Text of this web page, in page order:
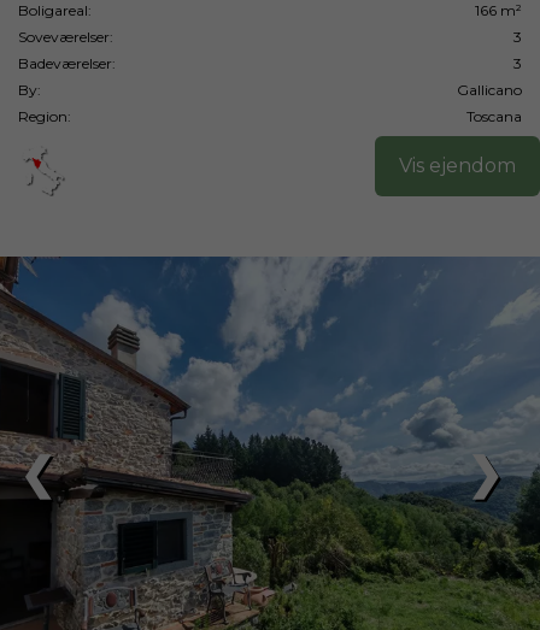
Boligareal:
166 m²
Soveværelser:
3
Badeværelser:
3
By:
Gallicano
Region:
Toscana
Vis ejendom
❯
❮